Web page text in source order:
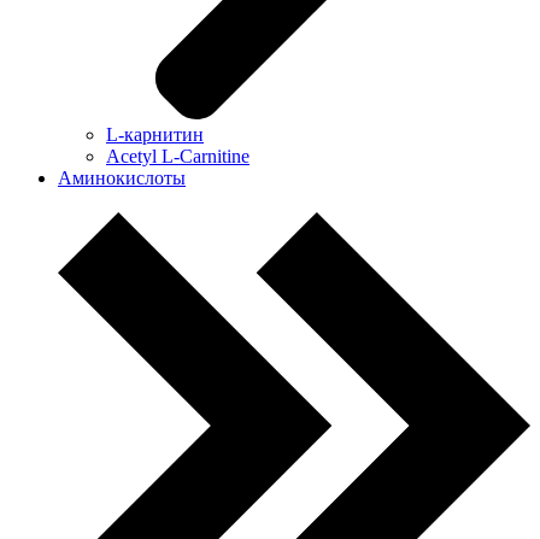
L-карнитин
Acetyl L-Carnitine
Аминокислоты